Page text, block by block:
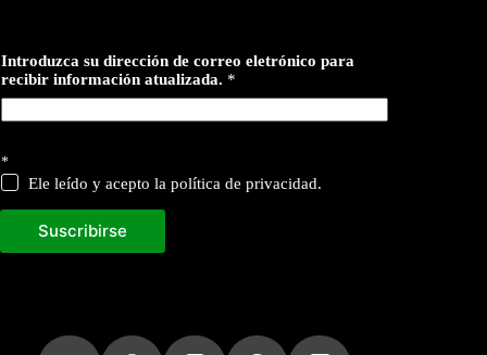
Introduzca su dirección de correo eletrónico para
recibir información atualizada. *
t
z
*
Ele leído y acepto la política de privacidad.
Suscribirse